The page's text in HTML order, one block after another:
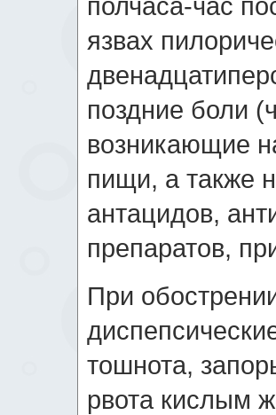
язвах
поздние боли
возникающие
пищи, а также
антацидов,
препаратов,
При
тошнота,
рвота кислым